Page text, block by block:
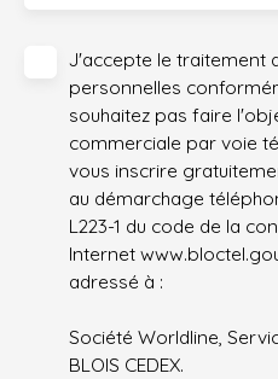
J'accepte le traitement
personnelles
souhaitez pas faire
commerciale par voie
vous inscrire
au démarchage
L223-1 du code de la
Internet
adressé à :
Société Worldline,
BLOIS CEDEX.